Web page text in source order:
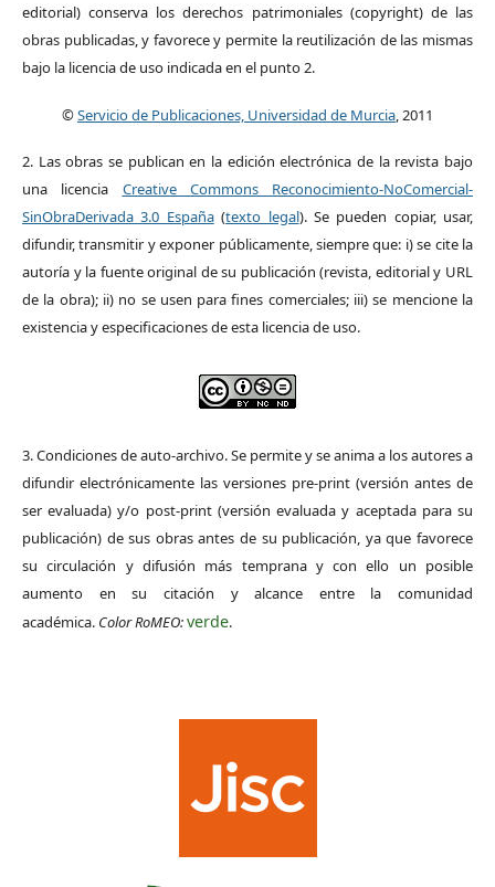
editorial) conserva los derechos patrimoniales (copyright) de las
obras publicadas, y favorece y permite la reutilización de las mismas
bajo la licencia de uso indicada en el punto 2.
©Servicio de Publicaciones, Universidad de Murcia, 2011
2. Las obras se publican en la edición electrónica de la revista bajo
una licencia Creative Commons Reconocimiento-NoComercial-
SinObraDerivada 3.0 España(texto legal). Se pueden copiar, usar,
difundir, transmitir y exponer públicamente, siempre que: i) se cite la
autoría y la fuente original de su publicación (revista, editorial y URL
de la obra); ii) no se usen para fines comerciales; iii) se mencione la
existencia y especificaciones de esta licencia de uso.
3. Condiciones de auto-archivo. Se permite y se anima a los autores a
difundir electrónicamente las versiones pre-print (versión antes de
ser evaluada) y/o post-print (versión evaluada y aceptada para su
publicación) de sus obras antes de su publicación, ya que favorece
su circulación y difusión más temprana y con ello un posible
aumento en su citación y alcance entre la comunidad
académica. Color RoMEO:verde.